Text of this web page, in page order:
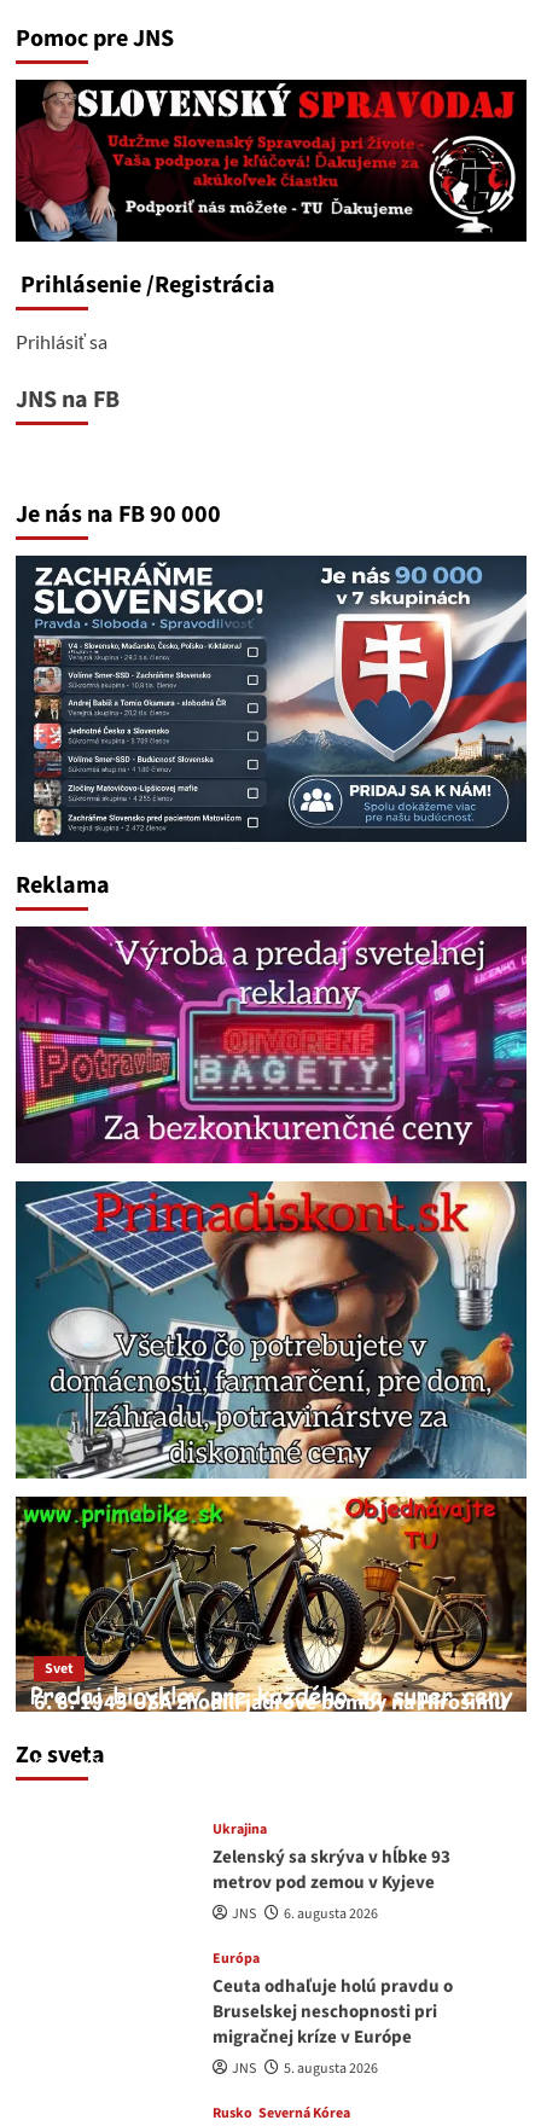
Pomoc pre JNS
Prihlásenie/Registrácia
Prihlásiť sa
JNS na FB
Je nás na FB 90 000
Reklama
Zo sveta
Svet
6. 8. 1945 USA zhodili jadrové bomby na Hirošimu
JNS
Ukrajina
Zelenský sa skrýva v hĺbke 93
metrov pod zemou v Kyjeve
JNS 6. augusta 2026
Európa
Ceuta odhaľuje holú pravdu o
Bruselskej neschopnosti pri
migračnej kríze v Európe
JNS 5. augusta 2026
Rusko Severná Kórea